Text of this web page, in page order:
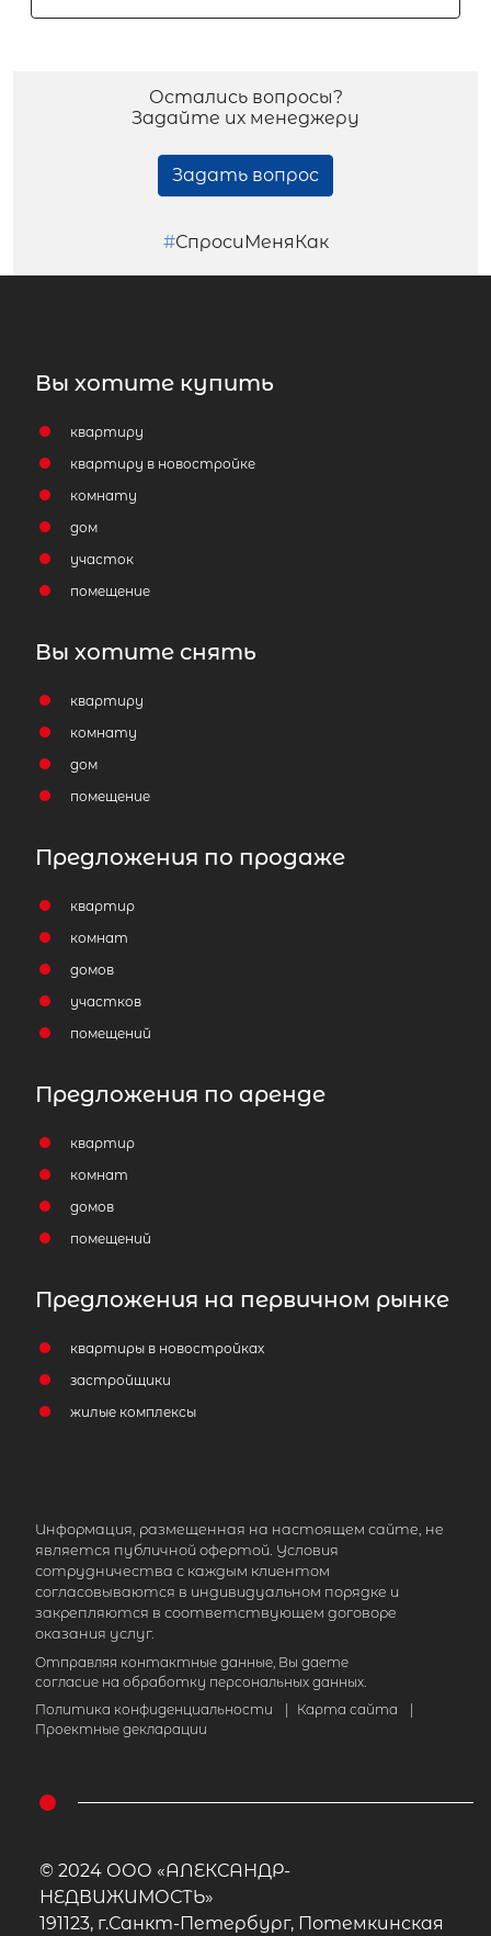
Остались вопросы?
Задайте их менеджеру
Задать вопрос
#СпросиМеняКак
Вы хотите купить
квартиру
квартиру в новостройке
комнату
дом
участок
помещение
Вы хотите снять
квартиру
комнату
дом
помещение
Предложения по продаже
квартир
комнат
домов
участков
помещений
Предложения по аренде
квартир
комнат
домов
помещений
Предложения на первичном рынке
квартиры в новостройках
застройщики
жилые комплексы
Информация, размещенная на настоящем сайте, не
является публичной офертой. Условия
сотрудничества с каждым клиентом
согласовываются в индивидуальном порядке и
закрепляются в соответствующем договоре
оказания услуг.
Отправляя контактные данные, Вы даете
согласие на обработку персональных данных.
Политика конфиденциальности
Карта сайта
Проектные декларации
© 2024 ООО «АЛЕКСАНДР-
НЕДВИЖИМОСТЬ»
191123, г.Санкт-Петербург, Потемкинская